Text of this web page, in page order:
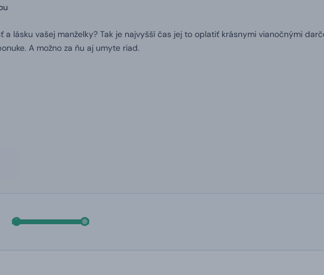
a lásku vašej manželky? Tak je najvyšší čas jej to oplatiť krásnymi vianočnými
A možno za ňu aj umyte riad.